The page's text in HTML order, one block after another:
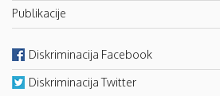
Publikacije
Diskriminacija Facebook
Diskriminacija Twitter